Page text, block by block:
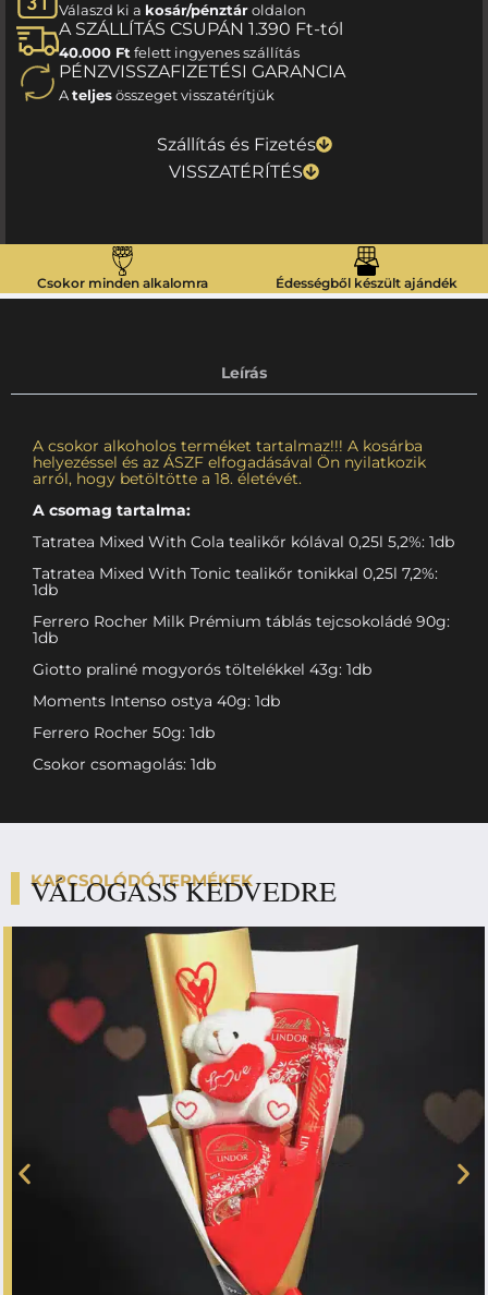
Válaszd ki a kosár/pénztároldalon
A SZÁLLÍTÁS CSUPÁN 1.390 Ft-tól
40.000 Ftfelett ingyenes szállítás
PÉNZVISSZAFIZETÉSI GARANCIA
Ateljesösszeget visszatérítjük
Szállítás és Fizetés
VISSZATÉRÍTÉS
Csokor minden alkalomra Édességből készült ajándék
Leírás
A csokor alkoholos terméket tartalmaz!!! A kosárba
helyezéssel és az ÁSZF elfogadásával Ön nyilatkozik
arról, hogy betöltötte a 18. életévét.
A csomag tartalma:
Tatratea Mixed With Cola tealikőr kólával 0,25l 5,2%: 1db
Tatratea Mixed With Tonic tealikőr tonikkal 0,25l 7,2%:
1db
Ferrero Rocher Milk Prémium táblás tejcsokoládé 90g:
1db
Giotto praliné mogyorós töltelékkel 43g: 1db
Moments Intenso ostya 40g: 1db
Ferrero Rocher 50g: 1db
Csokor csomagolás: 1db
KAPCSOLÓDÓ TERMÉKEK
VÁLOGASS KEDVEDRE